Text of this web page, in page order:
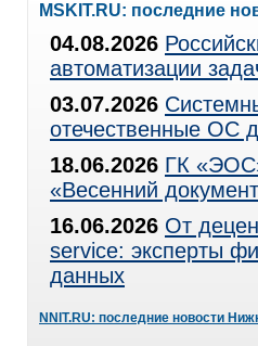
MSKIT.RU: последние
04.08.2026
автоматизации
03.07.2026
отечественные ОС
18.06.2026 ГК
«Весенний
16.06.2026 От
service: эксперты
данных
NNIT.RU: последние новости